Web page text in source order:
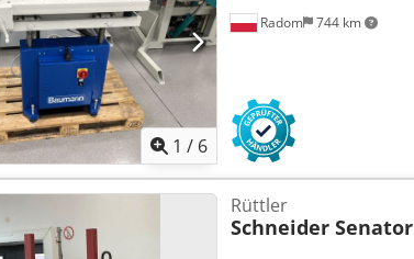
1 / 6
Radom 744 km
Rüttler
Schneider Senator